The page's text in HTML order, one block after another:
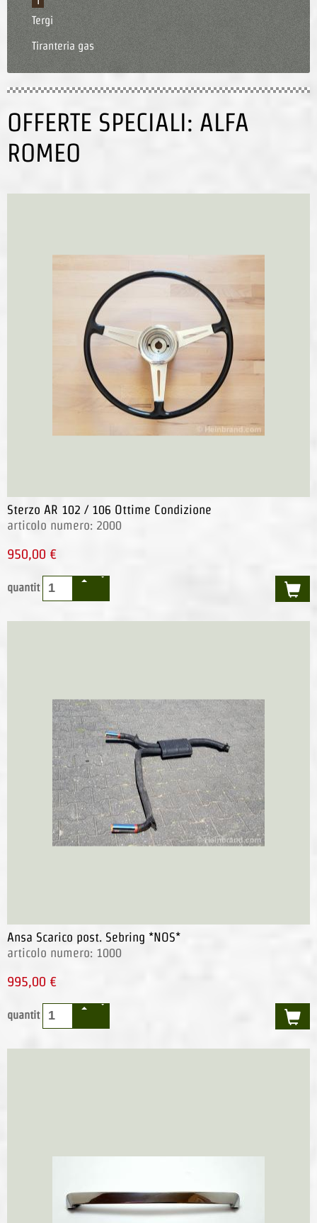
Tergi
Tiranteria gas
OFFERTE SPECIALI: ALFA
ROMEO
Sterzo AR 102 / 106 Ottime Condizione
articolo numero: 2000
950,00 €
quantit
Ansa Scarico post. Sebring *NOS*
articolo numero: 1000
995,00 €
quantit